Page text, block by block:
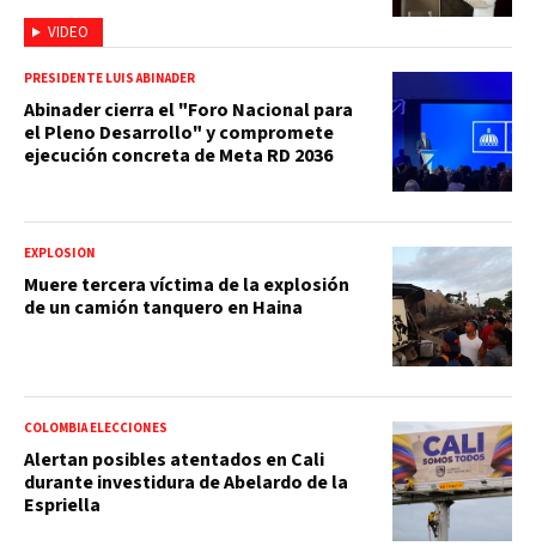
VIDEO
PRESIDENTE LUIS ABINADER
Abinader cierra el "Foro Nacional para
el Pleno Desarrollo" y compromete
ejecución concreta de Meta RD 2036
EXPLOSIÓN
Muere tercera víctima de la explosión
de un camión tanquero en Haina
COLOMBIA ELECCIONES
Alertan posibles atentados en Cali
durante investidura de Abelardo de la
Espriella